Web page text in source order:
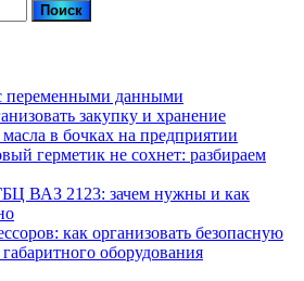
переменными данными
закупку и хранение
в бочках на предприятии
герметик не сохнет: разбираем
ВАЗ 2123: зачем нужны и как
как организовать безопасную
оборудования